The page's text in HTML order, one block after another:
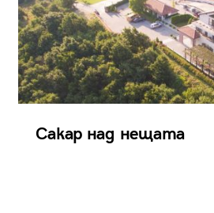
Сакар над нещата